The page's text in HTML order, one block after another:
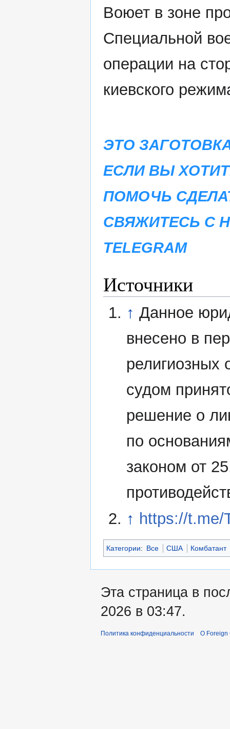
Воюет в зоне
Специальной
операции на
киевского
ЭТО
ЕСЛИ ВЫ
ПОМОЧЬ
СВЯЖИТЕСЬ С
TELEGRAM
Источники
↑ Данное
внесено в
религиозных
судом
решение о
по
законом от
↑ https://t.me/
Категории: Все США Комбатант
Эта страница в
2026 в 03:47.
Политика конфиденциальности О Foreign